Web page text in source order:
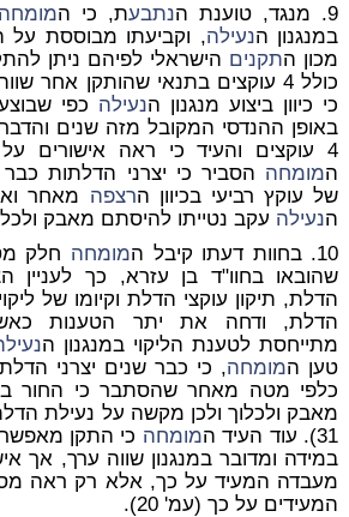
9. מנגד, טוענת ה
נתבעת, כי המומחה
במנגנון הנעילה, וקביעתו מבוססת על
מכון התקנים הישראלי לפיהם ניתן
כולל 4 עוקצים בתנאי שהותקן אחר שווה ערך. ה
כי כיוון ביצוע מנגנון הנעילה כפי
באופן ההנדסי המקובל מזה שנים
4 עוקצים והעיד כי ראה אישורים
המומחה הסביר כי יצרני הדלתות
של עוקץ רביעי בכיוון הרצפה מאחר
הנעילה עקב נטייתו להיסתם מאבק
10. בחוות דעתו קיבל ה
מומחה חלק
שהובאו בחוו"ד בן עזרא, כך לעניין
הדלת, תיקון עוקצי הדלת וקיומו של
הדלת, ודחה את יתר הטענות
מתייחסת לטענת הליקוי במנגנון ה
טען המומחה, כי כבר שנים יצרני
כלפי מטה מאחר שהסתבר כי החור ב
31). עוד העיד ה
מומחה כי התקן מאפשר
במידה ומדובר במנגנון שווה ערך, אך
מעבדה המעיד על כך, אלא רק ראה
המעידים על כך (עמ' 20).